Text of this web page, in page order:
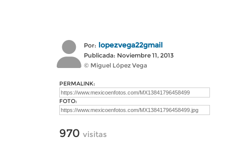
Por: lopezvega22gmail
Publicada: Noviembre 11, 2013
© Miguel López Vega
PERMALINK:
FOTO:
970 visitas